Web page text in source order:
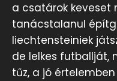
a csatárok keveset
tanácstalanul
liechtensteiniek
de lelkes futballját,
tűz, a jó